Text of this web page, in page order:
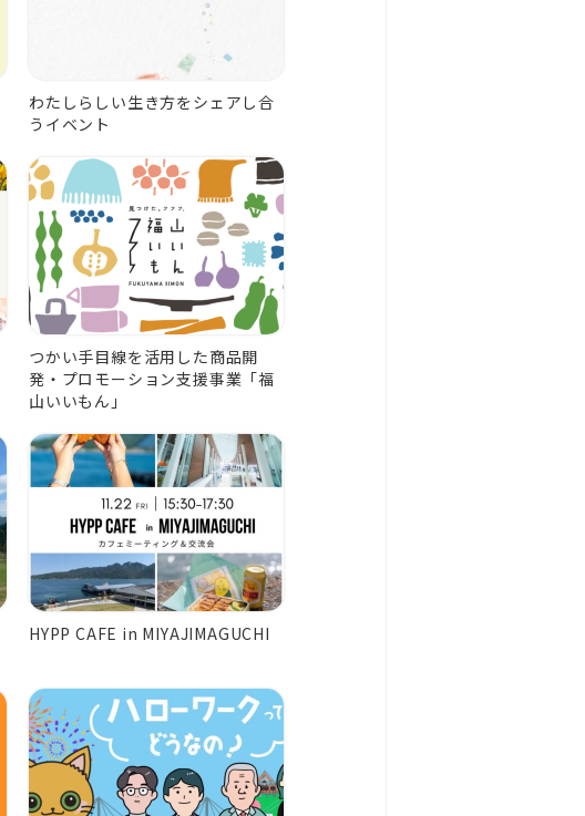
わたしらしい生き方をシェアし合
うイベント
つかい手目線を活用した商品開
発・プロモーション支援事業「福
山いいもん」
HYPP CAFE in MIYAJIMAGUCHI